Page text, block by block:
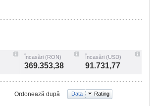
Încasări (RON)
369.353,38
Încasări (USD)
91.731,77
Ordonează după Data Rating